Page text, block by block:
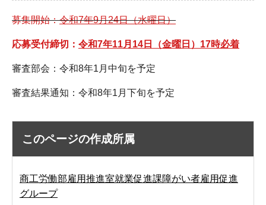
募集開始：令和7年9月24日（水曜日）
応募受付締切： 令和7年11月14日（金曜日）17時必着
審査部会：令和8年1月中旬を予定
審査結果通知：令和8年1月下旬を予定
このページの作成所属
商工労働部雇用推進室就業促進課障がい者雇用促進
グループ